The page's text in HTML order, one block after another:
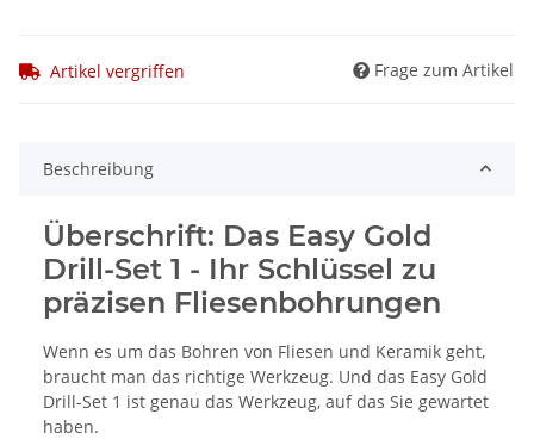
Artikel vergriffen Frage zum Artikel
Beschreibung
Überschrift: Das Easy Gold
Drill-Set 1 - Ihr Schlüssel zu
präzisen Fliesenbohrungen
Wenn es um das Bohren von Fliesen und Keramik geht,
braucht man das richtige Werkzeug. Und das Easy Gold
Drill-Set 1 ist genau das Werkzeug, auf das Sie gewartet
haben.